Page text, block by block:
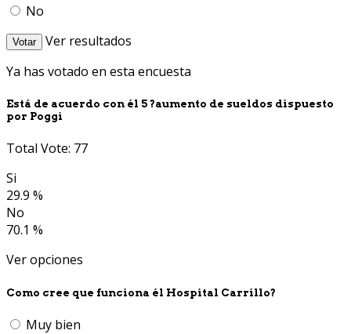
No
Votar
Ver resultados
Ya has votado en esta encuesta
Está de acuerdo con él 5 ?aumento de sueldos dispuesto
por Poggi
Total Vote: 77
Si
29.9 %
No
70.1 %
Ver opciones
Como cree que funciona él Hospital Carrillo?
Muy bien